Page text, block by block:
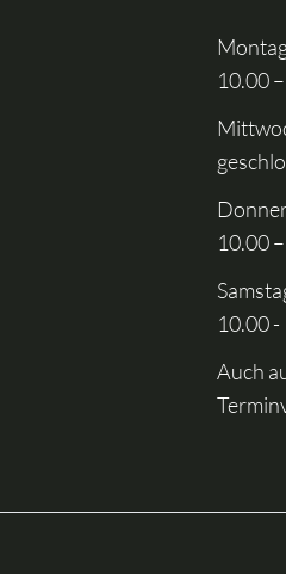
10.00
10.00
10.00
Auch